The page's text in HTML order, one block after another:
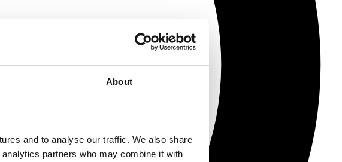
About
and to analyse our traffic. We also share
partners who may combine it with